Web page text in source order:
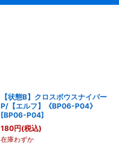
【状態B】クロスボウスナイパー
P/【エルフ】《BP06-P04》
[BP06-P04]
180円(税込)
在庫わずか